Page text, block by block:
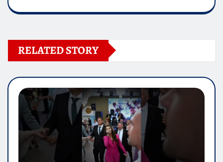
RELATED STORY